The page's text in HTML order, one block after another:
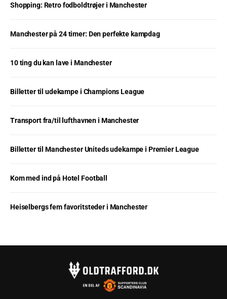
Shopping: Retro fodboldtrøjer i Manchester
Manchester på 24 timer: Den perfekte kampdag
10 ting du kan lave i Manchester
Billetter til udekampe i Champions League
Transport fra/til lufthavnen i Manchester
Billetter til Manchester Uniteds udekampe i Premier League
Kom med ind på Hotel Football
Heiselbergs fem favoritsteder i Manchester